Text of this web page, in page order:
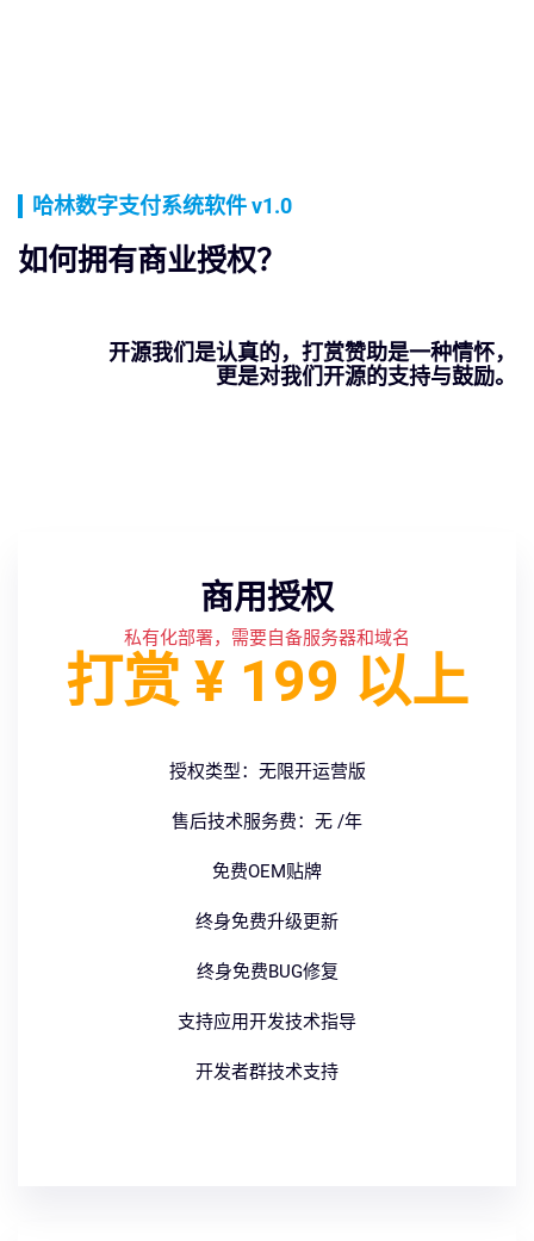
哈林数字支付系统软件 v1.0
如何拥有商业授权？
开源我们是认真的，打赏赞助是一种情怀，
更是对我们开源的支持与鼓励。
商用授权
私有化部署，需要自备服务器和域名
打赏 ¥ 199 以上
授权类型：无限开运营版
售后技术服务费：无 /年
免费OEM贴牌
终身免费升级更新
终身免费BUG修复
支持应用开发技术指导
开发者群技术支持